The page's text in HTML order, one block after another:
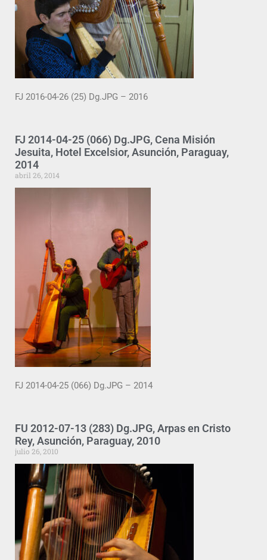
FJ 2016-04-26 (25) Dg.JPG – 2016
FJ 2014-04-25 (066) Dg.JPG, Cena Misión
Jesuita, Hotel Excelsior, Asunción, Paraguay,
2014
abril 26, 2014
FJ 2014-04-25 (066) Dg.JPG – 2014
FU 2012-07-13 (283) Dg.JPG, Arpas en Cristo
Rey, Asunción, Paraguay, 2010
julio 26, 2010